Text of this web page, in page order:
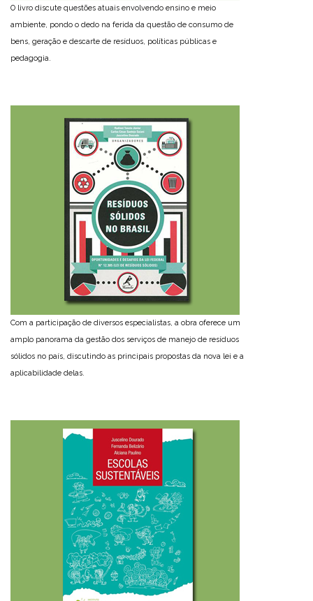
O livro discute questões atuais envolvendo ensino e meio
ambiente, pondo o dedo na ferida da questão de consumo de
bens, geração e descarte de resíduos, políticas públicas e
pedagogia.
Com a participação de diversos especialistas, a obra oferece um
amplo panorama da gestão dos serviços de manejo de resíduos
sólidos no país, discutindo as principais propostas da nova lei e a
aplicabilidade delas.